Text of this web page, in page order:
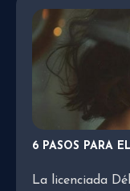
6 PASOS PARA
La licenciada